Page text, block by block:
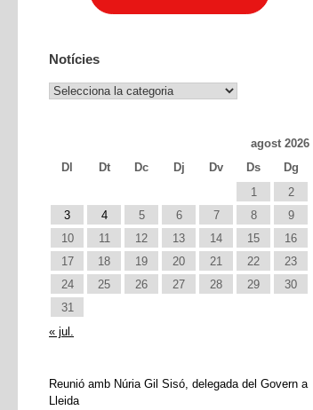
Notícies
Notícies
agost 2026
Dl
Dt Dc Dj Dv Ds
Dg
1
2
3
4 5 6 7 8
9
10
11 12 13 14 15
16
17
18 19 20 21 22
23
24
25 26 27 28 29
30
31
« jul.
Reunió amb Núria Gil Sisó, delegada del Govern a
Lleida